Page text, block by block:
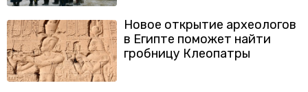
Новое открытие археологов
в Египте поможет найти
гробницу Клеопатры